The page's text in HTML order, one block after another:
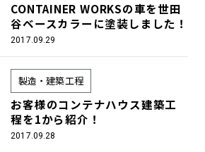
CONTAINER WORKSの車を世田
谷ベースカラーに塗装しました！
2017.09.29
お客様のコンテナハウス建築工
程を1から紹介！
製造・建築工程
2017.09.28